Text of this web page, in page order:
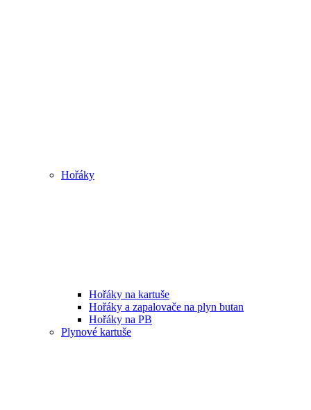
Hořáky
Hořáky na kartuše
Hořáky a zapalovače na plyn butan
Hořáky na PB
Plynové kartuše